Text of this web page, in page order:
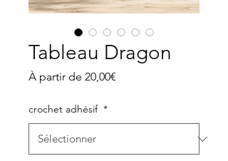
Tableau Dragon
À partir de 20,00€
crochet adhésif *